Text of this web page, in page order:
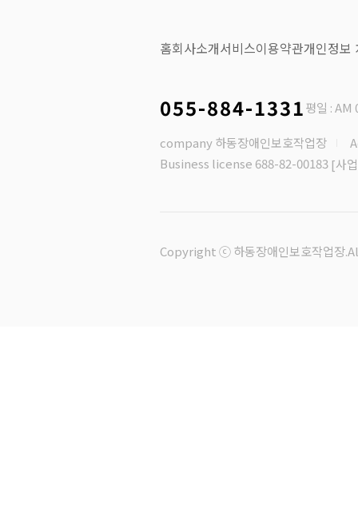
홈회사소개서비스이용약관개인정보
055-884-1331평일 : AM
company 하동장애인보호작업장
Business license 688-82-00183 [사
Copyright ⓒ 하동장애인보호작업장